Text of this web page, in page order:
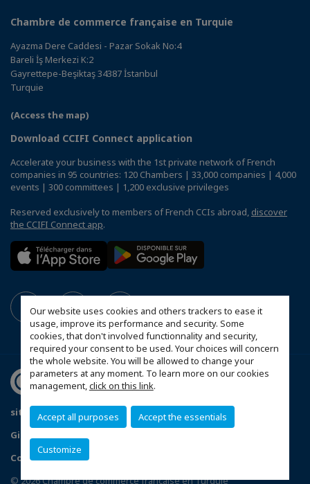
Our website uses cookies and others trackers to ease it
usage, improve its performance and security. Some
cookies, that don't involved functionnality and security,
required your consent to be used. Your choices will concern
the whole website. You will be allowed to change your
parameters at any moment. To learn more on our cookies
management,click on this link.
Accept all purposes Accept the essentials
Customize
Chambre de commerce française en Turquie
Ayazma Dere Caddesi - Pazar Sokak No:4
Bareli İş Merkezi K:2
Gayrettepe-Beşiktaş 34387 İstanbul
Turquie
(Access the map)
Download CCIFI Connect application
Accelerate your business with the 1st private network of French
companies in 95 countries: 120 Chambers | 33,000 companies | 4,000
events | 300 committees | 1,200 exclusive privileges
Reserved exclusively to members of French CCIs abroad, discover
the CCIFI Connect app.
site haritası
Gizlilik ve Kişisel Verilerin Korunması Politikası
Configure cookies preferences
© 2026 Chambre de commerce française en Turquie